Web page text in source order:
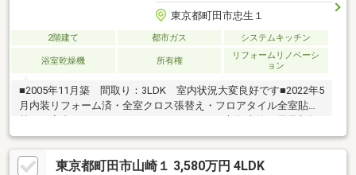
東京都町田市忠生１
2階建て 都市ガス システムキッチン
浴室乾燥機 所有権
リフォームリノベーシ
ョン
■2005年11月築 間取り：3LDK 室内状況大変良好です■2022年5
月内装リフォーム済・全室クロス張替え・フロアタイル全室貼り
交換・1F2Fトイレ新規交換・洗面台新規交換
東京都町田市山崎１ 3,580万円 4LDK